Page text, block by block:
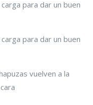
para dar un buen
para dar un buen
vuelven a la